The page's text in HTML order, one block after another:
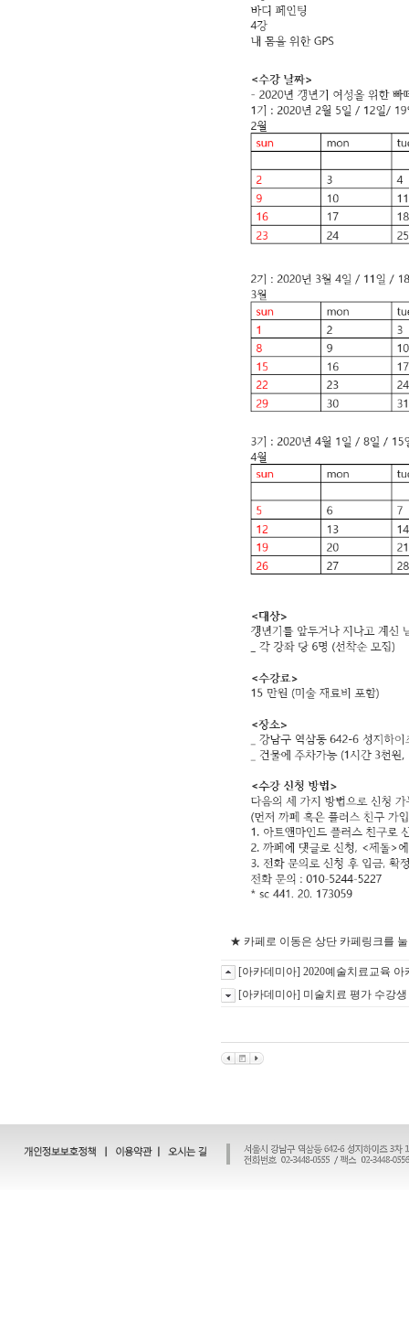
★ 카페로 이동은 상단 카페링크를
[아카데미아] 2020예술치료교육
[아카데미아] 미술치료 평가 수강